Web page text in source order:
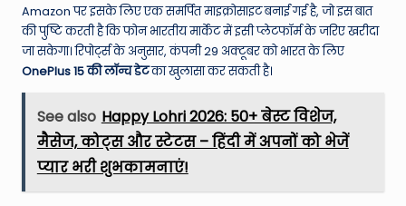
Amazon पर इसके लिए एक समर्पित माइक्रोसाइट बनाई गई है, जो इस बात
की पुष्टि करती है कि फोन भारतीय मार्केट में इसी प्लेटफॉर्म के जरिए खरीदा
जा सकेगा। रिपोर्ट्स के अनुसार, कंपनी 29 अक्टूबर को भारत के लिए
OnePlus 15 की लॉन्च डेटका खुलासा कर सकती है।
See also Happy Lohri 2026: 50+ बेस्ट विशेज,
मैसेज, कोट्स और स्टेटस – हिंदी में अपनों को भेजें
प्यार भरी शुभकामनाएं!